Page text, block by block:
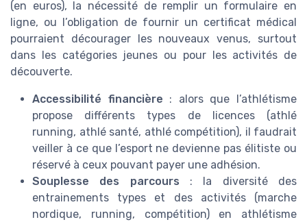
(en euros), la nécessité de remplir un formulaire en
ligne, ou l’obligation de fournir un certificat médical
pourraient décourager les nouveaux venus, surtout
dans les catégories jeunes ou pour les activités de
découverte.
Accessibilité financière : alors que l’athlétisme
propose différents types de licences (athlé
running, athlé santé, athlé compétition), il faudrait
veiller à ce que l’esport ne devienne pas élitiste ou
réservé à ceux pouvant payer une adhésion.
Souplesse des parcours : la diversité des
entrainements types et des activités (marche
nordique, running, compétition) en athlétisme